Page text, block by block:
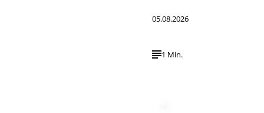
05.08.2026
1 Min.